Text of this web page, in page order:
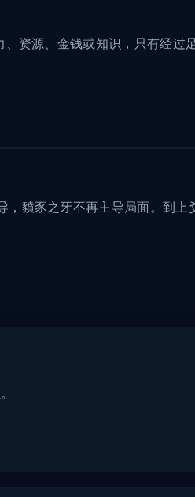
资源、金钱或知识，只有经过
豶豕之牙不再主导局面。到上